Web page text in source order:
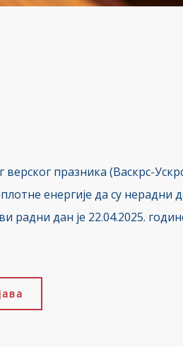
верског празника (Васкрс-
енергије да су нерaдни
радни дан је 22.04.2025.